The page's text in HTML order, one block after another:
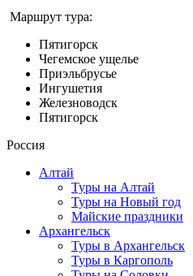
Маршрут тура:
Пятигорск
Чегемское ущелье
Приэльбрусье
Ингушетия
Железноводск
Пятигорск
Россия
Алтай
Туры на Алтай
Туры на Новый год
Майские праздники
Архангельск
Туры в Архангельск
Туры в Каргополь